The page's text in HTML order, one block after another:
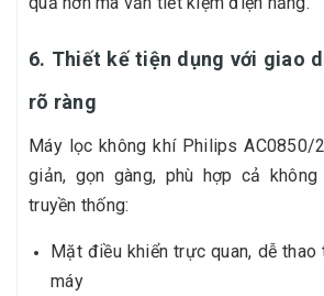
6. Thiết kế tiện dụng với giao
rõ ràng
Máy lọc không khí Philips AC0850/
giản, gọn gàng, phù hợp cả
truyền thống:
Mặt điều khiển trực quan, dễ thao
máy